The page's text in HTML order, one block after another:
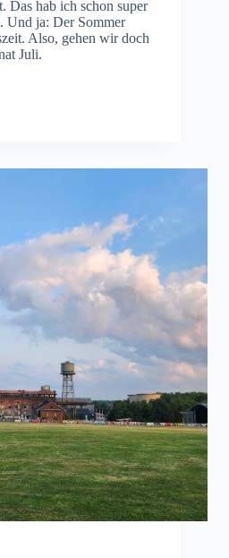
Das hab ich schon super
Und ja: Der Sommer
Also, gehen wir doch
Juli.